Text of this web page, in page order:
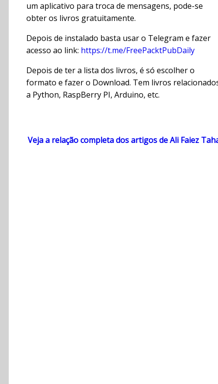
um aplicativo para troca de mensagens, pode-se
obter os livros gratuitamente.
Depois de instalado basta usar o Telegram e fazer
acesso ao link: https://t.me/FreePacktPubDaily
Depois de ter a lista dos livros, é só escolher o
formato e fazer o Download. Tem livros
a Python, RaspBerry PI, Arduino, etc.
Veja a relação completa dos artigos de Ali Faiez